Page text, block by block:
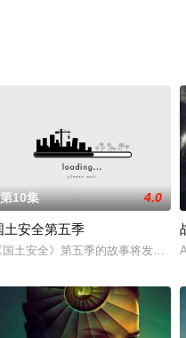
特·布鲁姆，他弄坏了一个谢尔顿
第10集 4.0
土安全第五季
国土安全》第五季的故事将发生在